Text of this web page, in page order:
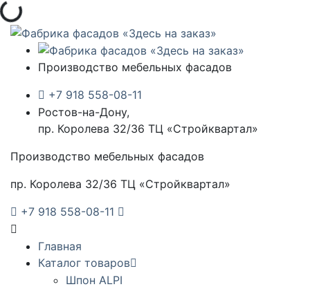
Загрузка...
Производство мебельных фасадов
+7 918 558-08-11
Ростов-на-Дону,
пр. Королева 32/36 ТЦ «Стройквартал»
Производство мебельных фасадов
пр. Королева 32/36 ТЦ «Стройквартал»
+7 918 558-08-11
Главная
Каталог товаров
Шпон ALPI